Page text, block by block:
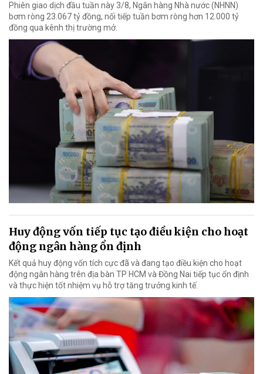
Phiên giao dịch đầu tuần này 3/8, Ngân hàng Nhà nước (NHNN)
bơm ròng 23.067 tỷ đồng, nối tiếp tuần bơm ròng hơn 12.000 tỷ
đồng qua kênh thị trường mở.
Huy động vốn tiếp tục tạo điều kiện cho hoạt
động ngân hàng ổn định
Kết quả huy động vốn tích cực đã và đang tạo điều kiện cho hoạt
động ngân hàng trên địa bàn TP HCM và Đồng Nai tiếp tục ổn định
và thực hiện tốt nhiệm vụ hỗ trợ tăng trưởng kinh tế.